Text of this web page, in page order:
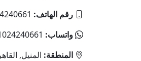
رقم الهاتف:
واتساب:
المنطقة: المنيل,